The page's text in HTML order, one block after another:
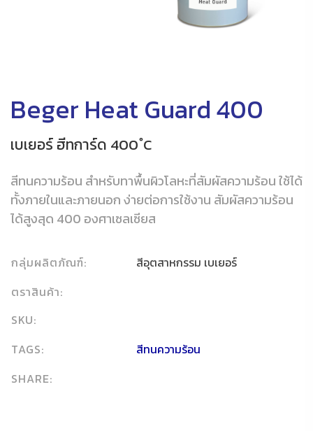
Beger Heat Guard 400
เบเยอร์ ฮีทการ์ด 400 ํC
สีทนความร้อน สำหรับทาพื้นผิวโลหะที่สัมผัสความร้อน ใช้ได้
ทั้งภายในและภายนอก ง่ายต่อการใช้งาน สัมผัสความร้อน
ได้สูงสุด 400 องศาเซลเซียส
กลุ่มผลิตภัณฑ์:
สีอุตสาหกรรม เบเยอร์
ตราสินค้า:
SKU:
TAGS:
สีทนความร้อน
SHARE: